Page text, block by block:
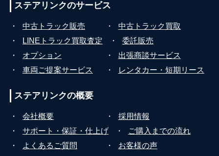
ステアリンクのサービス
・ 中古トラック販売 ・
中古トラック買取
・
LINEトラック買取査定 ・
委託販売
・
オプション ・
出張商談サービス
・
車両ご提案サービス ・ レンタカー・短期リース
ステアリンクの概要
・ 会社概要 ・
採用情報
・
サポート・保証・仕上げ ・
ご購入までの流れ
・
よくあるご質問 ・ お客様の声